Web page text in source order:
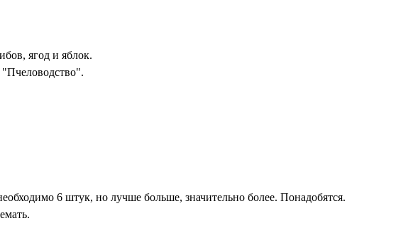
ягод и яблок.
6 штук, но лучше больше, значительно более. Понадобятся.